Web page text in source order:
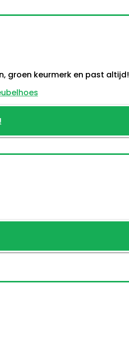
groen keurmerk en past altijd!